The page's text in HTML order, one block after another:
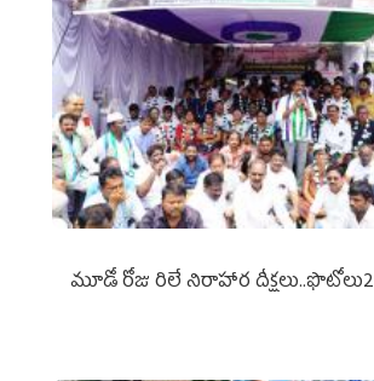
మూడో రోజు రిలే నిరాహార దీక్షలు..ఫొటోలు2